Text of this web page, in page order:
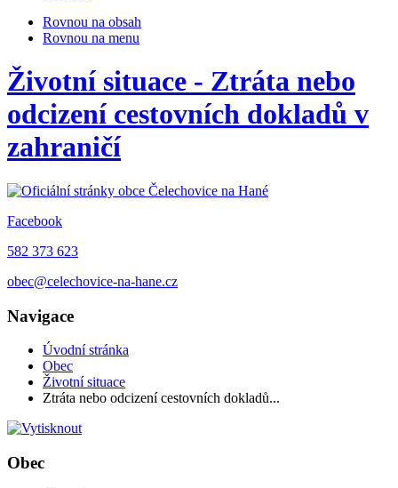
Rovnou na obsah
Rovnou na menu
Životní situace - Ztráta nebo
odcizení cestovních dokladů v
zahraničí
Facebook
582 373 623
obec@celechovice-na-hane.cz
Navigace
Úvodní stránka
Obec
Životní situace
Ztráta nebo odcizení cestovních dokladů...
Obec